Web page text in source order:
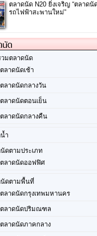
ตลาดนัด N20 ยิ่งเจริญ “ตลาดนั
รถไฟฟ้าสะพานใหม่”
นัด
มตลาดนัด
ตลาดนัดเช้า
ตลาดนัดกลางวัน
ตลาดนัดตอนเย็น
ตลาดนัดกลางคืน
ำ
ดตามประเภท
ตลาดนัดออฟฟิศ
นัดตามพื้นที่
ตลาดนัดกรุงเทพมหานคร
ตลาดนัดปริมณฑล
ตลาดนัดภาคกลาง